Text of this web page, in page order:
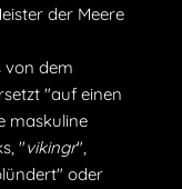
der Meere
von dem
"auf einen
maskuline
"vikingr",
oder